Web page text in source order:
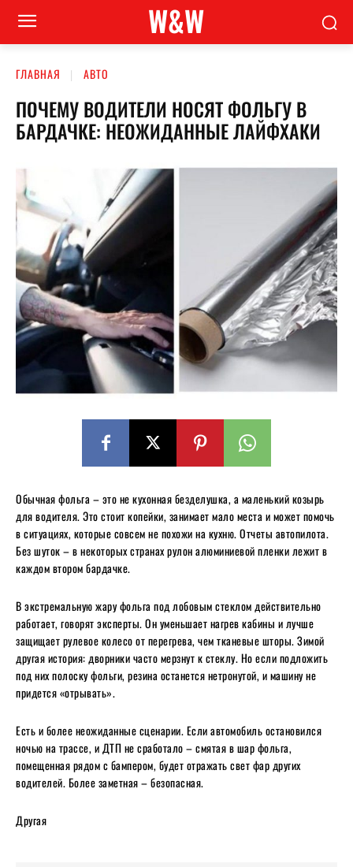
W&W
ГЛАВНАЯ АВТО
ПОЧЕМУ ВОДИТЕЛИ НОСЯТ ФОЛЬГУ В
БАРДАЧКЕ: НЕОЖИДАННЫЕ ЛАЙФХАКИ
Обычная фольга – это не кухонная безделушка, а маленький козырь
для водителя. Это стоит копейки, занимает мало места и может помочь
в ситуациях, которые совсем не похожи на кухню. Отчеты автопилота.
Без шуток – в некоторых странах рулон алюминиевой пленки лежит в
каждом втором бардачке.
В экстремальную жару фольга под лобовым стеклом действительно
работает, говорят эксперты. Он уменьшает нагрев кабины и лучше
защищает рулевое колесо от перегрева, чем тканевые шторы. Зимой
другая история: дворники часто мерзнут к стеклу. Но если подложить
под них полоску фольги, резина останется нетронутой, и машину не
придется «отрывать».
Есть и более неожиданные сценарии. Если автомобиль остановился
ночью на трассе, и ДТП не сработало – смятая в шар фольга,
помещенная рядом с бампером, будет отражать свет фар других
водителей. Более заметная – безопасная.
Другая